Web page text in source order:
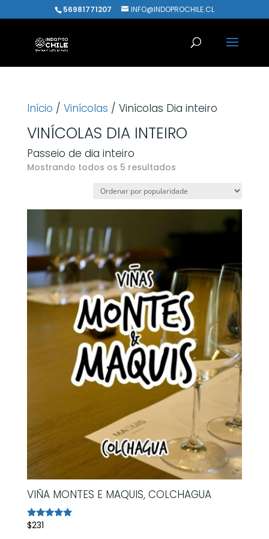
56981771207 INFO@INDOPROCHILE.CL
Início / Vinícolas / Vinícolas Dia inteiro
VINÍCOLAS DIA INTEIRO
Passeio de dia inteiro
Mostrando todos os 5 resultadosClassificado
popularidade
VIÑA MONTES E MAQUIS, COLCHAGUA
Avaliação
$231